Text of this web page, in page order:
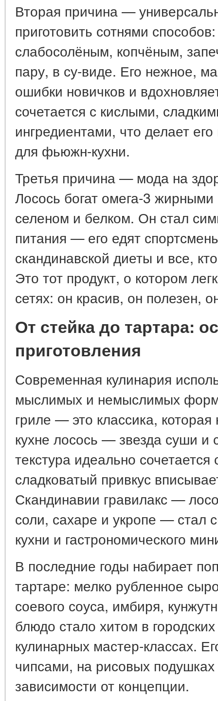
Вторая причина —
приготовить сотнями
слабосолёным, копчёным,
пару, в су-виде. Его нежное,
ошибки новичков и
сочетается с кислыми,
ингредиентами, что делает
для фьюжн-кухни.
Третья причина — мода на
Лосось богат омега-3
селеном и белком. Он стал
питания — его едят
скандинавской диеты и все,
Это тот продукт, о котором
сетях: он красив, он полезен,
От стейка до тартара:
приготовления
Современная кулинария
мыслимых и немыслимых
гриле — это классика,
кухне лосось — звезда суши и
текстура идеально
сладковатый привкус
Скандинавии гравилакс —
соли, сахаре и укропе — стал
кухни и гастрономического
В последние годы набирает
тартаре: мелко рубленное
соевого соуса, имбиря,
блюдо стало хитом в
кулинарных мастер-классах.
чипсами, на рисовых
зависимости от концепции.